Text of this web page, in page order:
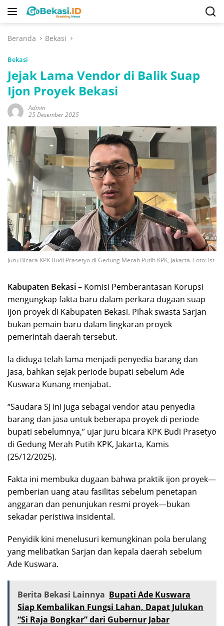
Langsung
Beranda
Bekasi
Bekasi
Jejak Lama Vendor di Balik Suap
Ijon Proyek Bekasi
Admin
25 Desember 2025
Juru Bicara KPK Budi Prasetyo di Gedung Merah Putih KPK, Jakarta. Foto: Ist
Kabupaten Bekasi – Komisi Pemberantasan Korupsi
mengungkap fakta baru dalam perkara dugaan suap
ijon proyek di Kabupaten Bekasi. Pihak swasta Sarjan
bukan pemain baru dalam lingkaran proyek
pemerintah daerah tersebut.
Ia diduga telah lama menjadi penyedia barang dan
jasa, bahkan sejak periode bupati sebelum Ade
Kuswara Kunang menjabat.
“Saudara SJ ini juga sebagai vendor atau penyedia
barang dan jasa untuk beberapa proyek di periode
bupati sebelumnya,” ujar juru bicara KPK Budi Prasetyo
di Gedung Merah Putih KPK, Jakarta, Kamis
(25/12/2025).
Fakta ini membuka dugaan bahwa praktik ijon proyek—
pemberian uang atau fasilitas sebelum penetapan
anggaran dan penunjukan resmi proyek—bukan
sekadar peristiwa insidental.
Penyidik kini menelusuri kemungkinan pola berulang
yang melibatkan Sarjan dan kepala daerah sebelum
Ade Kuswara.
Berita Bekasi Lainnya Bupati Ade Kuswara
Siap Kembalikan Fungsi Lahan, Dapat Julukan
“Si Raja Bongkar” dari Gubernur Jabar